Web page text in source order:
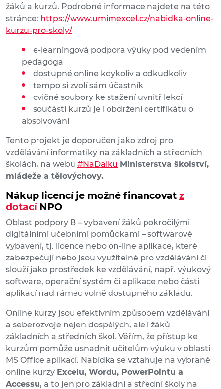
žáků a kurzů. Podrobné informace najdete na této
stránce: https://www.umimexcel.cz/nabidka-online-
kurzu-pro-skoly/
e-learningová podpora výuky pod vedením
pedagoga
dostupné online kdykoliv a odkudkoliv
tempo si zvolí sám účastník
cvičné soubory ke stažení uvnitř lekcí
součástí kurzů je i obdržení certifikátu o
absolvování
Tento projekt je doporučen jako zdroj pro
vzdělávání informatiky na základních a středních
školách, na webu #NaDalku Ministerstva školství,
mládeže a tělovýchovy.
Nákup licencí je možné financovat z
dotacíNPO
Oblast podpory B – vybavení žáků pokročilými
digitálními učebními pomůckami – softwarové
vybavení, tj. licence nebo on-line aplikace, které
zabezpečují nebo jsou využitelné pro vzdělávání či
slouží jako prostředek ke vzdělávání, např. výukový
software, operační systém či aplikace nebo části
aplikací nad rámec volně dostupného základu.
Online kurzy jsou efektivním způsobem vzdělávání
a seberozvoje nejen dospělých, ale i žáků
základních a středních škol. Věřím, že přístup ke
kurzům pomůže usnadnit učitelům výuku v oblasti
MS Office aplikací. Nabídka se vztahuje na vybrané
online kurzy Excelu, Wordu, PowerPointu a
Accessu, a to jen pro základní a střední školy na